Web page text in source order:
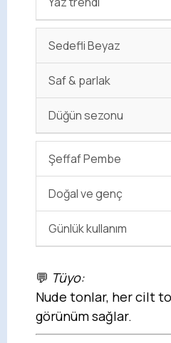
Sedefli Beyaz
Saf & parlak
Düğün sezonu
Şeffaf Pembe
Doğal ve genç
Günlük kullanım
💬 Tüyo:
Nude tonlar, her cilt
görünüm sağlar.